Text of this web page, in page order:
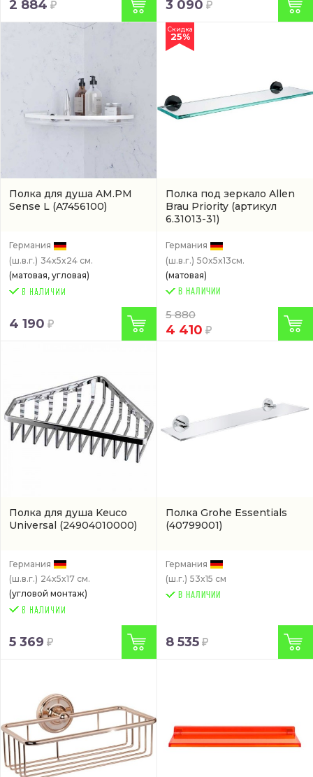
2 884 3 090
Полка для душа AM.PM
Sense L (A7456100)
Германия
(ш.в.г.) 34x5x24 см.
(матовая, угловая)
4 190
Полка под зеркало Allen
Brau Priority (артикул
6.31013-31)
Скидка
25%
Германия
(ш.в.г.) 50x5x13см.
(матовая)
В НАЛИЧИИ
5 880
4 410
Полка для душа Keuco
Universal (24904010000)
Германия
(ш.в.г.) 24x5x17 см.
(угловой монтаж)
5 369
Полка Grohe Essentials
(40799001)
Германия
(ш.г.) 53x15 см
В НАЛИЧИИ
8 535